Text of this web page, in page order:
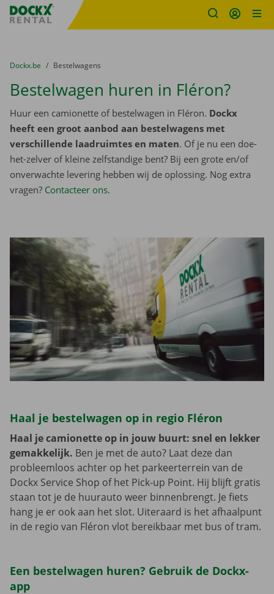
Fratello DEMO
U bevindt zich hier:
van
Dockx.be naar
Bestelwagens
Bestelwagen huren in Fléron?
Huur een camionette of bestelwagen in Fléron. Dockx
heeft een groot aanbod aan bestelwagens met
verschillende laadruimtes en maten. Of je nu een doe-
het-zelver of kleine zelfstandige bent? Bij een grote en/of
onverwachte levering hebben wij de oplossing. Nog extra
vragen? Contacteer ons.
Haal je bestelwagen op in regio Fléron
Haal je camionette op in jouw buurt: snel en lekker
gemakkelijk. Ben je met de auto? Laat deze dan
probleemloos achter op het parkeerterrein van de
Dockx Service Shop of het Pick-up Point. Hij blijft gratis
staan tot je de huurauto weer binnenbrengt. Je fiets
hang je er ook aan het slot. Uiteraard is het afhaalpunt
in de regio van Fléron vlot bereikbaar met bus of tram.
Een bestelwagen huren? Gebruik de Dockx-
app